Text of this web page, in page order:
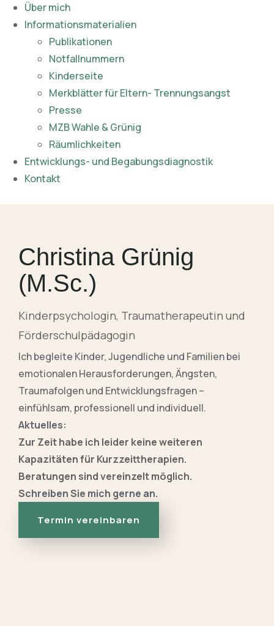
Über mich
Informationsmaterialien
Publikationen​
Notfallnummern
Kinderseite
Merkblätter für Eltern- Trennungsangst
Presse
MZB Wahle & Grünig
Räumlichkeiten
Entwicklungs- und Begabungsdiagnostik
Kontakt
Christina Grünig
(M.Sc.)
Kinderpsychologin, Traumatherapeutin und
Förderschulpädagogin
Ich begleite Kinder, Jugendliche und Familien bei
emotionalen Herausforderungen, Ängsten,
Traumafolgen und Entwicklungsfragen –
einfühlsam, professionell und individuell.
Aktuelles:
Zur Zeit habe ich leider keine weiteren
Kapazitäten für Kurzzeittherapien.
Beratungen sind vereinzelt möglich.
Schreiben Sie mich gerne an.
Termin vereinbaren